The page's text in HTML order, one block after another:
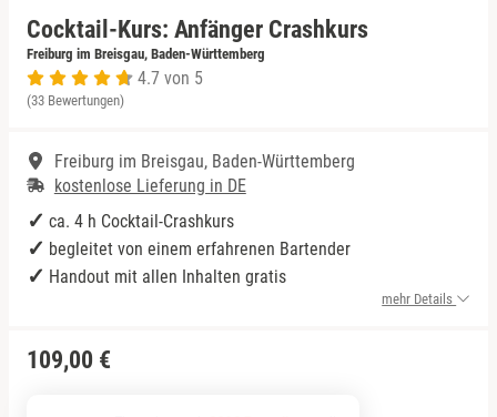
Cocktail-Kurs: Anfänger Crashkurs
Freiburg im Breisgau, Baden-Württemberg
4.7 von 5
(33 Bewertungen)
Freiburg im Breisgau, Baden-Württemberg
kostenlose Lieferung in DE
ca. 4 h Cocktail-Crashkurs
begleitet von einem erfahrenen Bartender
Handout mit allen Inhalten gratis
mehr Details
109,00 €
Niedersachsen
NRW
Rheinland-Pfalz
Saarland
Sachsen
Rum Tasting
Schokolade
Sekt Tasting
Tequila
Wein Tasting